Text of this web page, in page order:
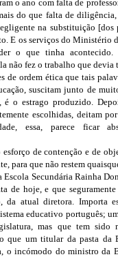
o ano com falta de
do que falta de diligência,
na substituição [dos
E os serviços do Ministério
o que tinha acontecido.
não fez o trabalho que
de ordem ética que tais
suscitam junto de
o estrago produzido.
escolhidas, deitam
essa, parece ficar
esforço de contenção e de
para que não restem
Escola Secundária Rainha
de hoje, e que
da atual diretora. Importa
educativo português;
mas que tem sido
que um titular da pasta da
o incómodo do ministro da